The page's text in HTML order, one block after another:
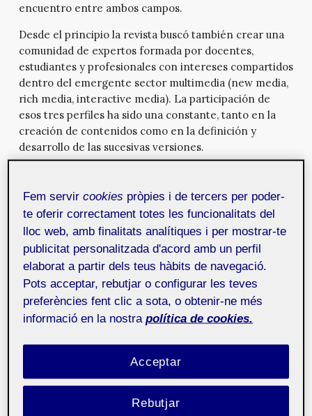
encuentro entre ambos campos.
Desde el principio la revista buscó también crear una
comunidad de expertos formada por docentes,
estudiantes y profesionales con intereses compartidos
dentro del emergente sector multimedia (new media,
rich media, interactive media). La participación de
esos tres perfiles ha sido una constante, tanto en la
creación de contenidos como en la definición y
desarrollo de las sucesivas versiones.
sobre el ámbito de la Multimedia para contribuir a su
divulgación y a la docencia en dicho campo.
Actualmente diversos contenidos de Mosaic son
utilizados con finalidades diversas en variedad de
espacios de formación: autoformación, aulas online o
clases presenciales.
Por último, Mosaic ha pretendido dotar al equipo
docente del área de Multimedia de la UOC de una
herramienta de actualización profesional y formación
permanente. La publicación de artículos, la redacción
de crónicas, o la creación de tutoriales han sido un
medio eficaz para conseguir ese fin. La experiencia de
acicate inmejorables para estimular la reflexión del
Fem servircookies pròpies i de tercers per poder-
te oferir correctament totes les funcionalitats del
lloc web, amb finalitats analítiques i per mostrar-te
publicitat personalitzada d'acord amb un perfil
elaborat a partir dels teus hàbits de navegació.
Pots acceptar, rebutjar o configurar les teves
preferències fent clic a sota, o obtenir-ne més
informació en la nostra política de cookies.
Rebutjar
Acceptar